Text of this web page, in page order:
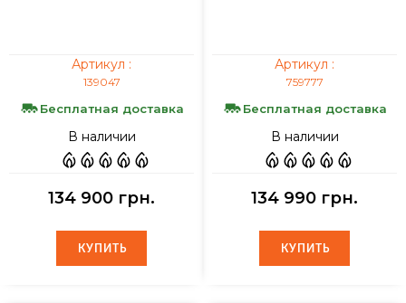
Артикул :
139047
Бесплатная доставка
В наличии
134 900 грн.
КУПИТЬ
КУПИТЬ
Артикул :
759777
Бесплатная доставка
В наличии
134 990 грн.
КУПИТЬ
КУПИТЬ